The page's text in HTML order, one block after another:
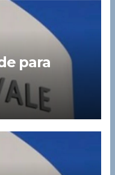
para